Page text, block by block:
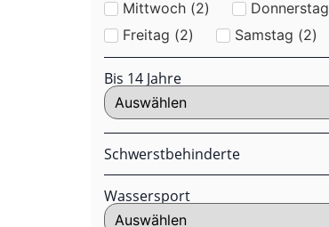
Mittwoch (2) Donnerstag
Freitag (2) Samstag (2)
Bis 14 Jahre
Schwerstbehinderte
Wassersport